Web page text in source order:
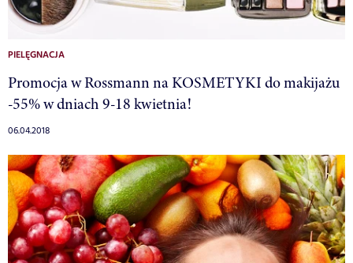
PIELĘGNACJA
Promocja w Rossmann na KOSMETYKI do makijażu
-55% w dniach 9-18 kwietnia!
06.04.2018